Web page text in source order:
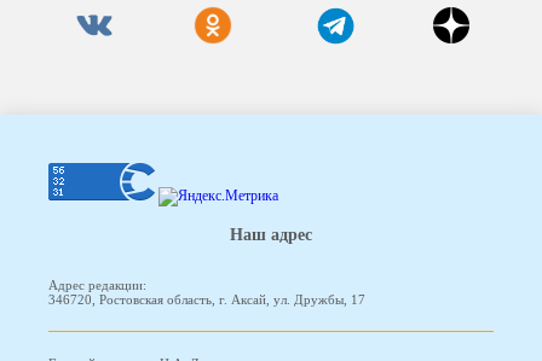
Наш адрес
Адрес редакции:
346720, Ростовская область, г. Аксай, ул. Дружбы, 17